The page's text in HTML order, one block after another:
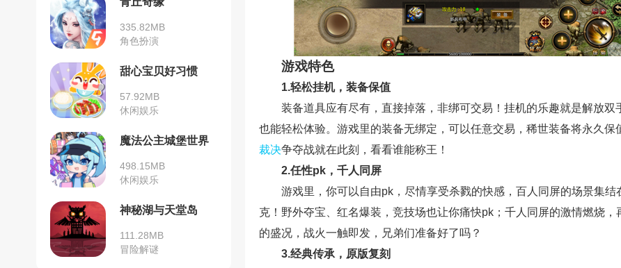
335.82MB
角色扮演
甜心宝贝好习惯
57.92MB
休闲娱乐
魔法公主城堡世界
498.15MB
休闲娱乐
神秘湖与天堂岛
111.28MB
冒险解谜
游戏特色
1.轻松挂机，装备保值
装备道具应有尽有，直接掉落，非绑可交易！挂机的乐趣就是解放双
也能轻松体验。游戏里的装备无绑定，可以任意交易，稀世装备将永久保
裁决争夺战就在此刻，看看谁能称王！
2.任性pk，千人同屏
游戏里，你可以自由pk，尽情享受杀戮的快感，百人同屏的场景集结
克！野外夺宝、红名爆装，竞技场也让你痛快pk；千人同屏的激情燃烧，
的盛况，战火一触即发，兄弟们准备好了吗？
3.经典传承，原版复刻